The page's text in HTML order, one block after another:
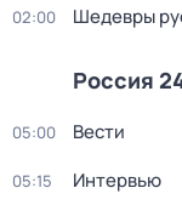
02:00 Шедевры
Россия
05:00 Вести
05:15 Интервью